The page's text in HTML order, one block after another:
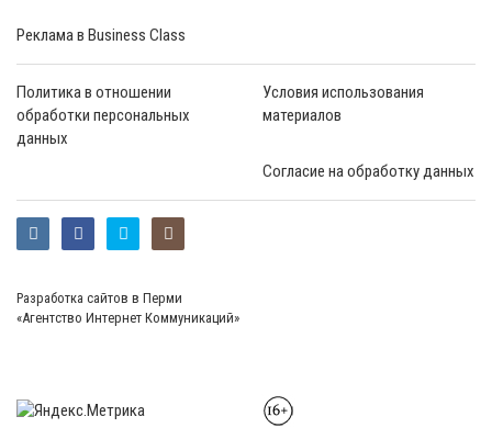
Реклама в Business Class
Политика в отношении
обработки персональных
данных
Условия использования
материалов
Согласие на обработку данных
Разработка сайтов в Перми
«Агентство Интернет Коммуникаций»